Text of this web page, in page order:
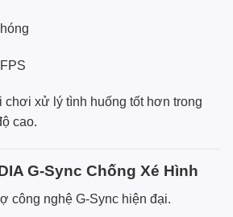
xử lý tình huống tốt hơn trong
cao.
G-Sync Chống Xé Hình
công nghệ G-Sync hiện đại.